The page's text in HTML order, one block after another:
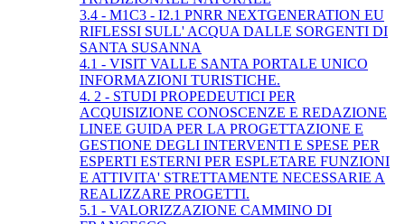
3.4 - M1C3 - I2.1 PNRR NEXTGENERATION EU
RIFLESSI SULL' ACQUA DALLE SORGENTI DI
SANTA SUSANNA
4.1 - VISIT VALLE SANTA PORTALE UNICO
INFORMAZIONI TURISTICHE.
4. 2 - STUDI PROPEDEUTICI PER
ACQUISIZIONE CONOSCENZE E REDAZIONE
LINEE GUIDA PER LA PROGETTAZIONE E
GESTIONE DEGLI INTERVENTI E SPESE PER
ESPERTI ESTERNI PER ESPLETARE FUNZIONI
E ATTIVITA' STRETTAMENTE NECESSARIE A
REALIZZARE PROGETTI.
5.1 - VALORIZZAZIONE CAMMINO DI